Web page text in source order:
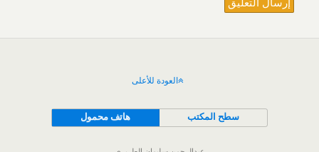
العودة للأعلى
هاتف محمول سطح المكتب